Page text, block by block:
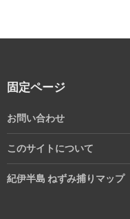
固定ページ
お問い合わせ
このサイトについて
紀伊半島 ねずみ捕りマップ